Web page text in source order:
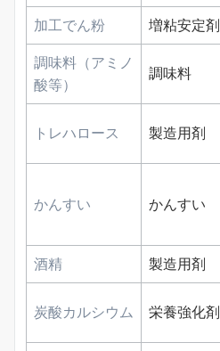
加工でん粉 増粘安定剤
調味料（アミノ
酸等）
調味料
トレハロース 製造用剤
かんすい かんすい
酒精 製造用剤
炭酸カルシウム 栄養強化剤